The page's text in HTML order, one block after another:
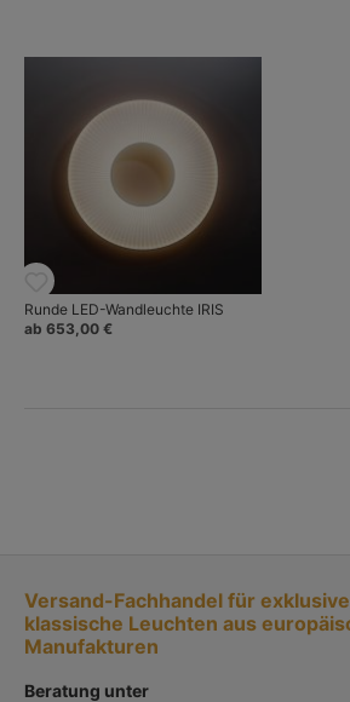
Runde LED-Wandleuchte IRIS
ab 653,00 €
Versand-Fachhandel für
klassische Leuchten aus
Manufakturen
Beratung unter